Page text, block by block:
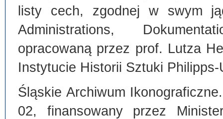
listy cech, zgodnej w swym
Administrations,
opracowaną przez prof. Lutza
Instytucie Historii Sztuki
Śląskie Archiwum
02, finansowany przez